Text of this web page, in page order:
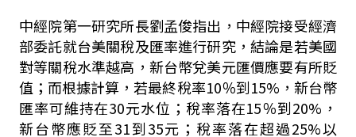
中經院第一研究所長劉孟俊指出，中經院接受經濟
部委託就台美關稅及匯率進行研究，結論是若美國
對等關稅水準越高，新台幣兌美元匯價應要有所貶
值；而根據計算，若最終稅率10％到15%，新台幣
匯率可維持在30元水位；稅率落在15％到20%，
新台幣應貶至31到35元；稅率落在超過25%以